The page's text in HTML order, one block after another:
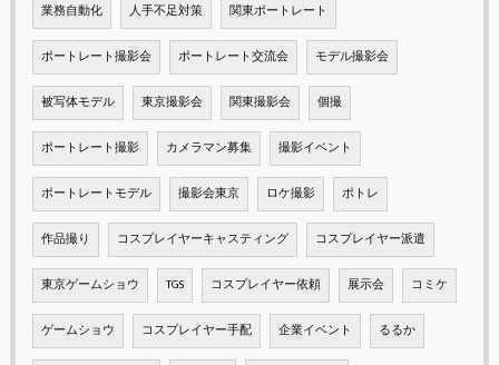
業務自動化 人手不足対策 関東ポートレート
ポートレート撮影会 ポートレート交流会 モデル撮影会
被写体モデル 東京撮影会 関東撮影会 個撮
ポートレート撮影 カメラマン募集 撮影イベント
ポートレートモデル 撮影会東京 ロケ撮影 ポトレ
作品撮り コスプレイヤーキャスティング コスプレイヤー派遣
東京ゲームショウ TGS コスプレイヤー依頼 展示会 コミケ
ゲームショウ コスプレイヤー手配 企業イベント るるか